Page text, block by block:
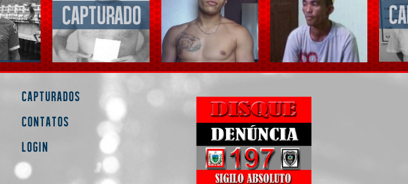
Capturados
Contatos
Login